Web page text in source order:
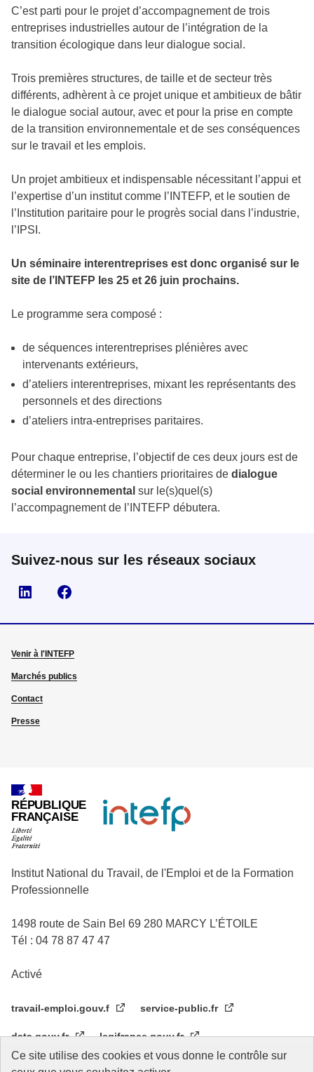
Ce site utilise des cookies et vous donne le contrôle sur
C’est parti pour le projet d’accompagnement de trois
entreprises industrielles autour de l’intégration de la
transition écologique dans leur dialogue social.
Trois premières structures, de taille et de secteur très
différents, adhèrent à ce projet unique et ambitieux de bâtir
le dialogue social autour, avec et pour la prise en compte
de la transition environnementale et de ses conséquences
sur le travail et les emplois.
Un projet ambitieux et indispensable nécessitant l’appui et
l’expertise d’un institut comme l’INTEFP, et le soutien de
l’Institution paritaire pour le progrès social dans l’industrie,
l’IPSI.
Un séminaire interentreprises est donc organisé sur le
site de l’INTEFP les 25 et 26 juin prochains.
Le programme sera composé :
de séquences interentreprises plénières avec
intervenants extérieurs,
d’ateliers interentreprises, mixant les représentants des
personnels et des directions
d’ateliers intra-entreprises paritaires.
Pour chaque entreprise, l’objectif de ces deux jours est de
déterminer le ou les chantiers prioritaires de dialogue
social environnemental sur le(s)quel(s)
l’accompagnement de l’INTEFP débutera.
Suivez-nous sur les réseaux sociaux
Visiter la page Linkedin
Venir à l'INTEFP
Marchés publics
Contact
Presse
RÉPUBLIQUE
FRANÇAISE
Institut National du Travail, de l'Emploi et de la Formation
Professionnelle
1498 route de Sain Bel 69 280 MARCY L’ÉTOILE
Tél : 04 78 87 47 47
Activé
travail-emploi.gouv.f service-public.fr
data.gouv.fr legifrance.gouv.fr
Réseau des écoles de service public